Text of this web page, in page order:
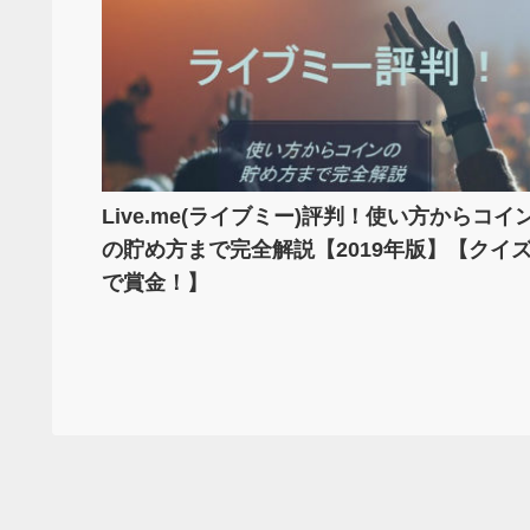
Live.me(ライブミー)評判！使い方からコイ
の貯め方まで完全解説【2019年版】【クイ
で賞金！】